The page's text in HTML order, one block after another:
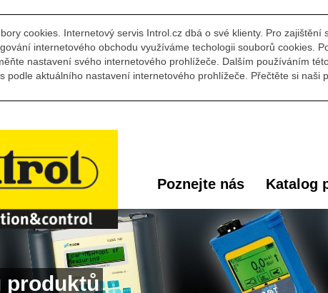
cookies. Internetový servis Introl.cz dbá o své klienty. Pro
internetového obchodu využíváme techologii souborů cookies.
nastavení svého internetového prohlížeče. Dalším používáním
podle aktuálního nastavení internetového prohlížeče. Přečtěte si naši
Poznejte nás Katalog
produktů